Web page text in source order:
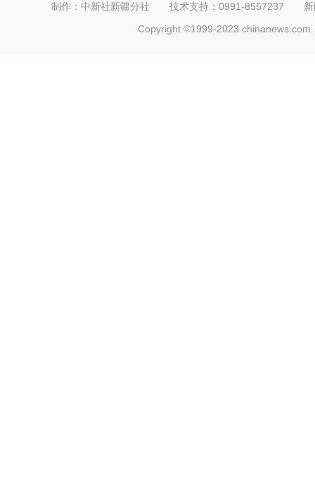
制作：中新社新疆分社 技术支持：0991-8557237
Copyright ©1999-2023